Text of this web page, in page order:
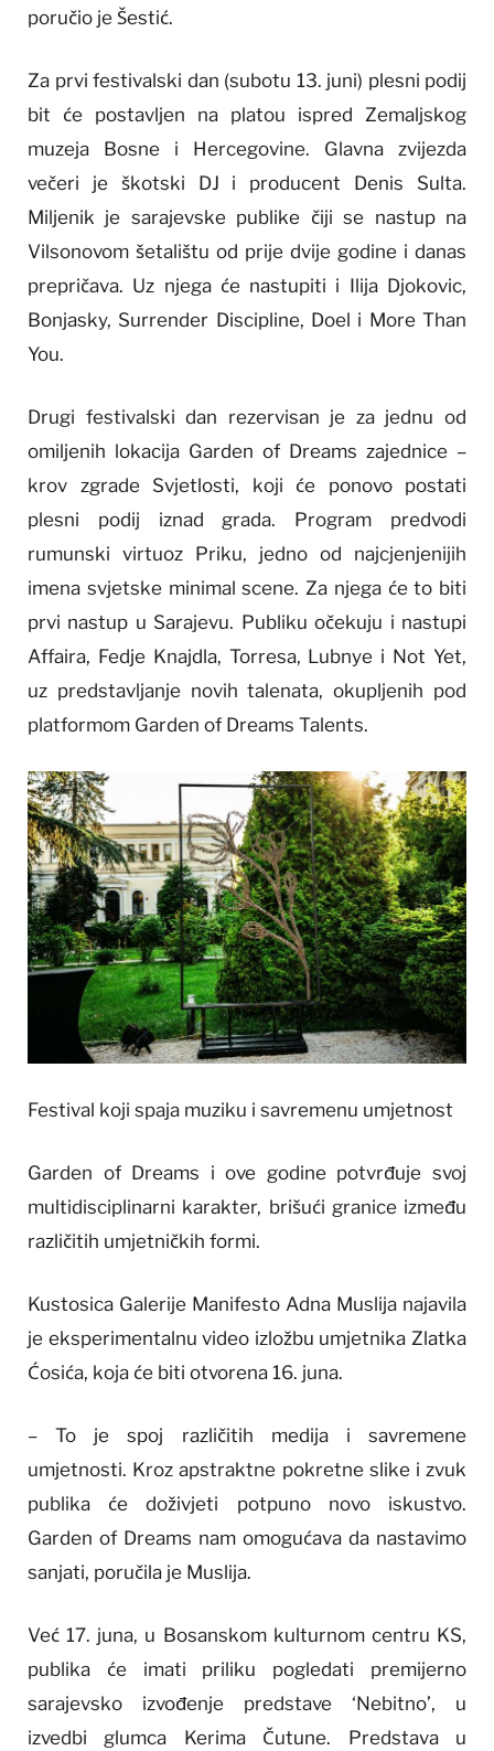
poručio je Šestić.
Za prvi festivalski dan (subotu 13. juni) plesni podij
bit će postavljen na platou ispred Zemaljskog
muzeja Bosne i Hercegovine. Glavna zvijezda
večeri je škotski DJ i producent Denis Sulta.
Miljenik je sarajevske publike čiji se nastup na
Vilsonovom šetalištu od prije dvije godine i danas
prepričava. Uz njega će nastupiti i Ilija Djokovic,
Bonjasky, Surrender Discipline, Doel i More Than
You.
Drugi festivalski dan rezervisan je za jednu od
omiljenih lokacija Garden of Dreams zajednice –
krov zgrade Svjetlosti, koji će ponovo postati
plesni podij iznad grada. Program predvodi
rumunski virtuoz Priku, jedno od najcjenjenijih
imena svjetske minimal scene. Za njega će to biti
prvi nastup u Sarajevu. Publiku očekuju i nastupi
Affaira, Fedje Knajdla, Torresa, Lubnye i Not Yet,
uz predstavljanje novih talenata, okupljenih pod
platformom Garden of Dreams Talents.
Festival koji spaja muziku i savremenu umjetnost
Garden of Dreams i ove godine potvrđuje svoj
multidisciplinarni karakter, brišući granice između
različitih umjetničkih formi.
Kustosica Galerije Manifesto Adna Muslija najavila
je eksperimentalnu video izložbu umjetnika Zlatka
Ćosića, koja će biti otvorena 16. juna.
– To je spoj različitih medija i savremene
umjetnosti. Kroz apstraktne pokretne slike i zvuk
publika će doživjeti potpuno novo iskustvo.
Garden of Dreams nam omogućava da nastavimo
sanjati, poručila je Muslija.
Već 17. juna, u Bosanskom kulturnom centru KS,
publika će imati priliku pogledati premijerno
sarajevsko izvođenje predstave ‘Nebitno’, u
izvedbi glumca Kerima Čutune. Predstava u